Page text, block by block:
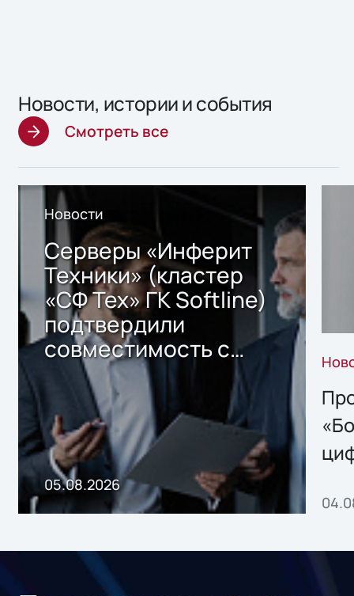
Новости, истории и события
Смотреть все
Новости
Серверы «Инферит
Техники» (кластер
«СФ Тех» ГК Softline)
подтвердили
совместимость с
решением Sharx
Storage 2.x для
хранения данных
05.08.2026